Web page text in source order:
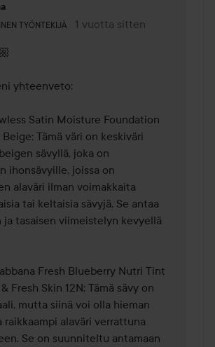
TYÖNTEKIJÄ
rooli: Entinen työntekijä.
1 vuotta sitten
Kommentti lisättiin 1 vuotta
yhteenveto:
Satin Moisture Foundation
Tämä väri on keskiväri
sävyllä, joka on
ihonsävyille, joissa on
alaväri ilman voimakkaita
tai keltaisia sävyjä. Se antaa
ja tasaisen viimeistelyn kevyellä
Fresh Blueberry Nutri Tint
Fresh Skin 12N: Tämä sävy on
mutta siinä voi olla hieman
raikkaampi alaväri verrattuna
Se on suunniteltu antamaan